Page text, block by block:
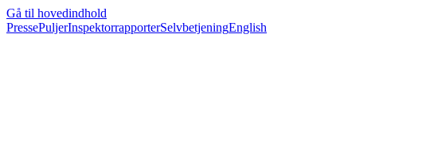
Gå til hovedindhold
PressePuljerInspektorrapporterSelvbetjeningEnglish